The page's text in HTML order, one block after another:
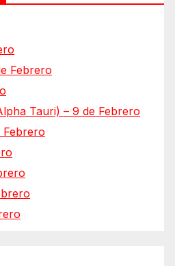
Febrero
Tauri) – 9 de Febrero
Febrero